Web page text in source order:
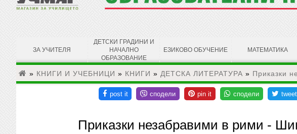
ЗА УЧИТЕЛЯ
ДЕТСКИ ГРАДИНИ И
НАЧАЛНО
ОБРАЗОВАНИЕ
ЕЗИКОВО ОБУЧЕНИЕ МАТЕМАТИКА
» КНИГИ И УЧЕБНИЦИ » КНИГИ » ДЕТСКА ЛИТЕРАТУРА » Приказки
Приказки незабравими в рими -